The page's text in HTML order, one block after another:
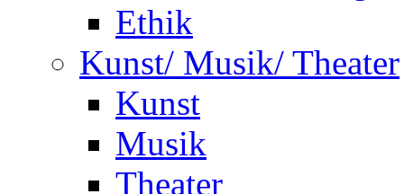
Ethik
Kunst/ Musik/ Theater
Kunst
Musik
Theater